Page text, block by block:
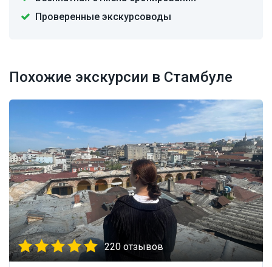
Проверенные экскурсоводы
Похожие экскурсии в Стамбуле
220 отзывов